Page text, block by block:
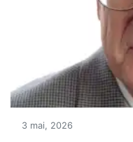
3 mai, 2026